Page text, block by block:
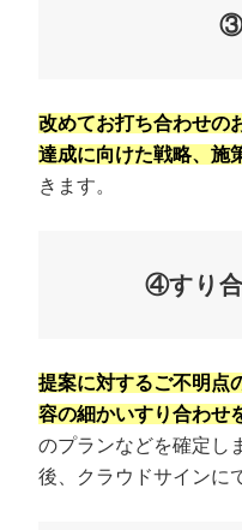
③
改めてお打ち合わせの
達成に向けた戦略、施
きます。
④すり
提案に対するご不明点
容の細かいすり合わせ
のプランなどを確定し
後、クラウドサインに